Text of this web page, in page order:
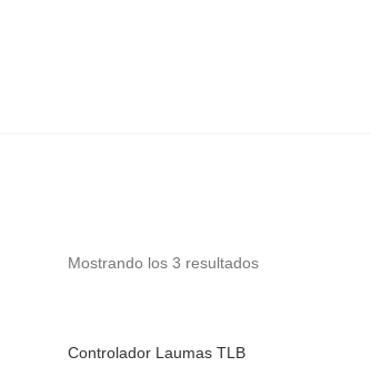
Mostrando los 3 resultados
Controlador Laumas TLB